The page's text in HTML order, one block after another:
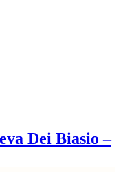
Dei Biasio –